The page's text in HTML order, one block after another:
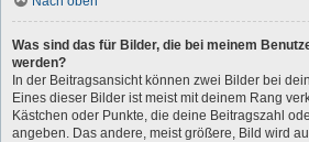
Was sind das für Bilder, die bei meinem
werden?
In der Beitragsansicht können zwei Bilder bei
Eines dieser Bilder ist meist mit deinem Rang
Kästchen oder Punkte, die deine Beitragszahl
angeben. Das andere, meist größere, Bild wird